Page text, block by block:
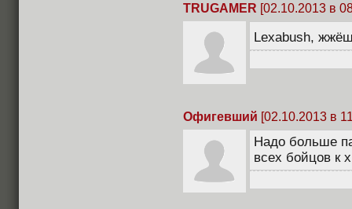
TRUGAMER [02.10.2013 в
Lexabush,
Офигевший [02.10.2013 в
Надо больше
всех бойцов к